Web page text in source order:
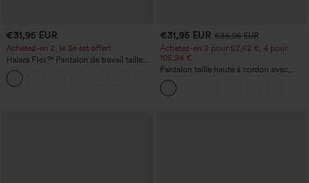
€31,95 EUR
Achetez-en 2, le 3e est offert
Halara Flex™ Pantalon de travail taille
haute avec poche latérale arrière et
légère coupe évasée
€31,95 EUR €35,95 EUR
Achetez-en 2 pour 52,62 €, 4 pour
105,24 €
Pantalon taille haute à cordon avec
poches, jambe large et coupe ample,
style décontracté, effet lin